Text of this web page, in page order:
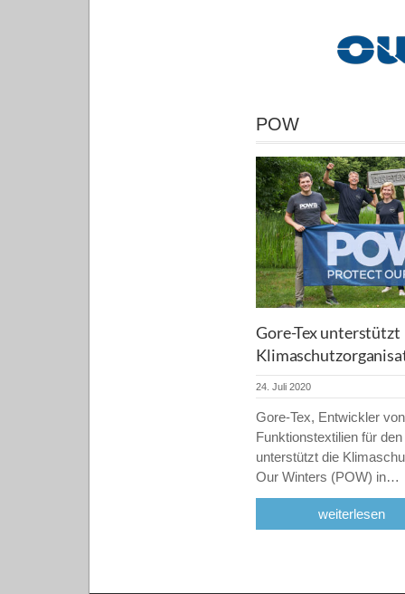
POW
Gore-Tex unterstützt
24. Juli 2020
Gore-Tex, Entwickler
Funktionstextilien für
unterstützt die
Our Winters (POW) in…
weiterlesen